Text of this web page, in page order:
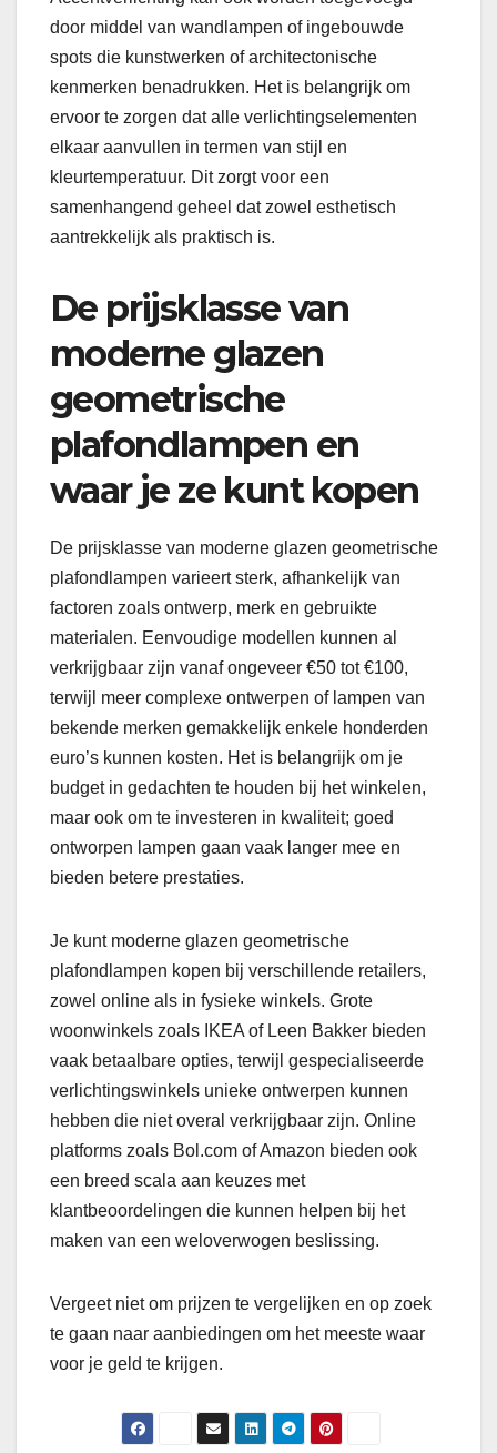
door middel van wandlampen of ingebouwde
spots die kunstwerken of architectonische
kenmerken benadrukken. Het is belangrijk om
ervoor te zorgen dat alle verlichtingselementen
elkaar aanvullen in termen van stijl en
kleurtemperatuur. Dit zorgt voor een
samenhangend geheel dat zowel esthetisch
aantrekkelijk als praktisch is.
De prijsklasse van
moderne glazen
geometrische
plafondlampen en
waar je ze kunt kopen
De prijsklasse van moderne glazen geometrische
plafondlampen varieert sterk, afhankelijk van
factoren zoals ontwerp, merk en gebruikte
materialen. Eenvoudige modellen kunnen al
verkrijgbaar zijn vanaf ongeveer €50 tot €100,
terwijl meer complexe ontwerpen of lampen van
bekende merken gemakkelijk enkele honderden
euro’s kunnen kosten. Het is belangrijk om je
budget in gedachten te houden bij het winkelen,
maar ook om te investeren in kwaliteit; goed
ontworpen lampen gaan vaak langer mee en
bieden betere prestaties.
Je kunt moderne glazen geometrische
plafondlampen kopen bij verschillende retailers,
zowel online als in fysieke winkels. Grote
woonwinkels zoals IKEA of Leen Bakker bieden
vaak betaalbare opties, terwijl gespecialiseerde
verlichtingswinkels unieke ontwerpen kunnen
hebben die niet overal verkrijgbaar zijn. Online
platforms zoals Bol.com of Amazon bieden ook
een breed scala aan keuzes met
klantbeoordelingen die kunnen helpen bij het
maken van een weloverwogen beslissing.
Vergeet niet om prijzen te vergelijken en op zoek
te gaan naar aanbiedingen om het meeste waar
voor je geld te krijgen.